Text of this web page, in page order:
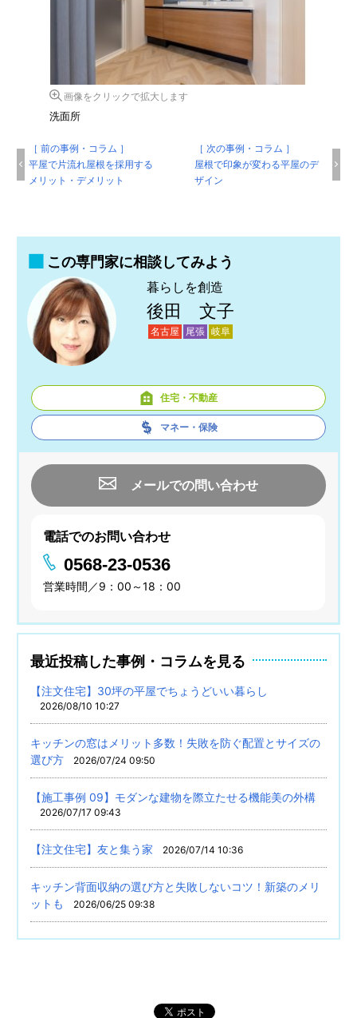
画像をクリックで拡大します
洗面所
［ 前の事例・コラム ］
平屋で片流れ屋根を採用する
メリット・デメリット
［ 次の事例・コラム ］
屋根で印象が変わる平屋のデ
ザイン
この専門家に相談してみよう
暮らしを創造
後田 文子
名古屋 尾張 岐阜
住宅・不動産
マネー・保険
メールでの問い合わせ
電話でのお問い合わせ
0568-23-0536
営業時間／9：00～18：00
最近投稿した事例・コラムを見る
【注文住宅】30坪の平屋でちょうどいい暮らし
2026/08/10 10:27
キッチンの窓はメリット多数！失敗を防ぐ配置とサイズの
選び方
2026/07/24 09:50
【施工事例 09】モダンな建物を際立たせる機能美の外構
2026/07/17 09:43
【注文住宅】友と集う家 2026/07/14 10:36
キッチン背面収納の選び方と失敗しないコツ！新築のメリ
ットも
2026/06/25 09:38